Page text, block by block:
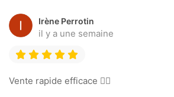
Irène Perrotin
il y a une semaine
Vente rapide efficace 👍🏻